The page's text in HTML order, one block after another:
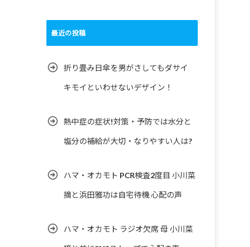
最近の投稿
折り畳み日傘を男がさしてもダサイ
キモイといわせないデザイン！
熱中症の症状!対策・予防では水分と
塩分の補給が大切・なりやすい人は?
ハマ・オカモト PCR検査2度目 小川菜
摘と浜田雅功は自宅待機 心配の声
ハマ・オカモト ラジオ欠席 母 小川菜